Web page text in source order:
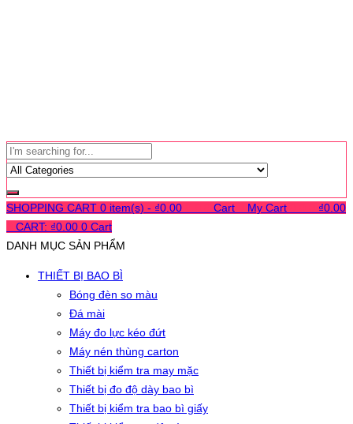
SHOPPING CART 0 item(s) - ₫0.00 Cart My Cart ₫0.00
CART: ₫0.00 0 Cart
DANH MỤC SẢN PHẨM
THIẾT BỊ BAO BÌ
Bóng đèn so màu
Đá mài
Máy đo lực kéo đứt
Máy nén thùng carton
Thiết bị kiểm tra may mặc
Thiết bị đo độ dày bao bì
Thiết bị kiểm tra bao bì giấy